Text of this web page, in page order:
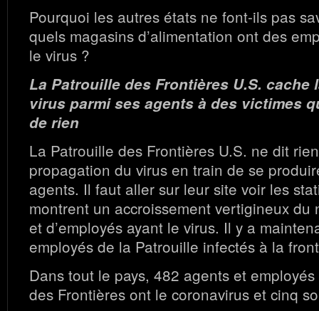
Pourquoi les autres états ne font-ils pas
quels magasins d’alimentation ont des
le virus ?
La Patrouille des Frontières U.S. cache
virus parmi ses agents à des victimes
de rien
La Patrouille des Frontières U.S. ne dit
propagation du virus en train de se
agents. Il faut aller sur leur site voir les
montrent un accroissement vertigineux du
et d’employés ayant le virus. Il y a
employés de la Patrouille infectés à la
Dans tout le pays, 482 agents et
des Frontières ont le coronavirus et cinq